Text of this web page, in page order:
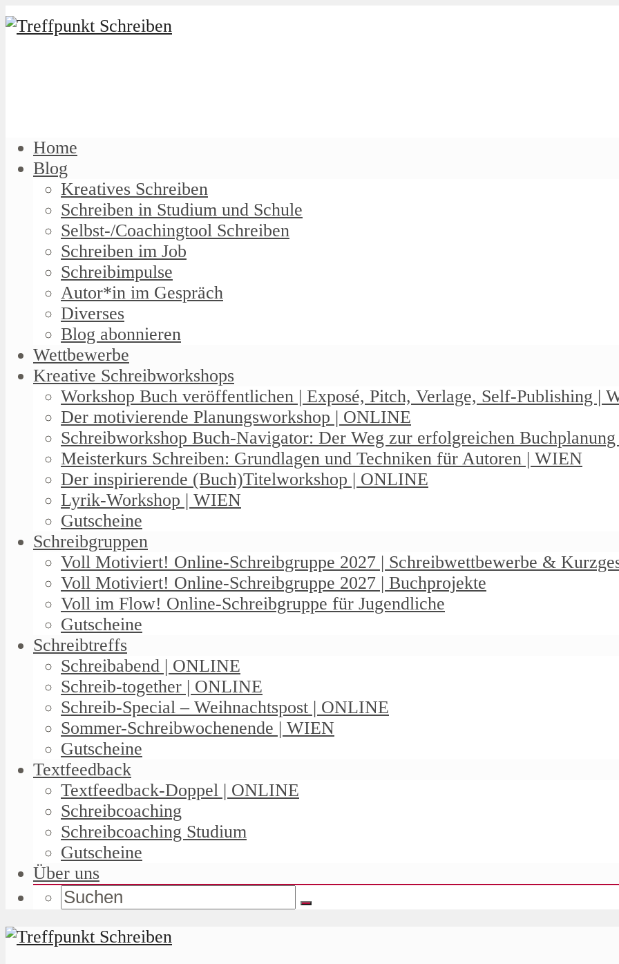
Home
Blog
Kreatives Schreiben
Schreiben in Studium und Schule
Selbst-/Coachingtool Schreiben
Schreiben im Job
Schreibimpulse
Autor*in im Gespräch
Diverses
Blog abonnieren
Wettbewerbe
Kreative Schreibworkshops
Workshop Buch veröffentlichen | Exposé, Pitch, Verlage, Self-Publishing |
Der motivierende Planungsworkshop | ONLINE
Schreibworkshop Buch-Navigator: Der Weg zur erfolgreichen
Meisterkurs Schreiben: Grundlagen und Techniken für Autoren | WIEN
Der inspirierende (Buch)Titelworkshop | ONLINE
Lyrik-Workshop | WIEN
Gutscheine
Schreibgruppen
Voll Motiviert! Online-Schreibgruppe 2027 | Schreibwettbewerbe &
Voll Motiviert! Online-Schreibgruppe 2027 | Buchprojekte
Voll im Flow! Online-Schreibgruppe für Jugendliche
Gutscheine
Schreibtreffs
Schreibabend | ONLINE
Schreib-together | ONLINE
Schreib-Special – Weihnachtspost | ONLINE
Sommer-Schreibwochenende | WIEN
Gutscheine
Textfeedback
Textfeedback-Doppel | ONLINE
Schreibcoaching
Schreibcoaching Studium
Gutscheine
Über uns